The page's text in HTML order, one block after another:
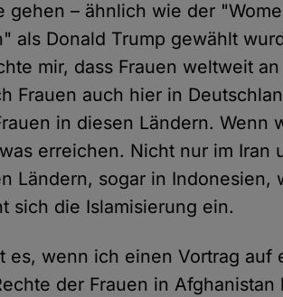
gehen – ähnlich wie der
als Donald Trump gewählt
mir, dass Frauen weltweit
Frauen auch hier in
in diesen Ländern. Wenn
erreichen. Nicht nur im Iran
Ländern, sogar in Indonesien,
sich die Islamisierung ein.
es, wenn ich einen Vortrag auf
der Frauen in Afghanistan